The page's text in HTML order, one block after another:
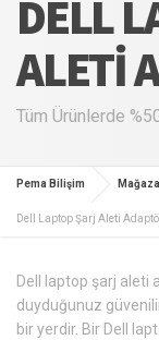
DELL
ALETI
Tüm Ürünlerde
Pema Bilişim Mağaza
Dell Laptop Şarj Aleti
Dell laptop şarj aleti
duyduğunuz
bir yerdir. Bir Dell